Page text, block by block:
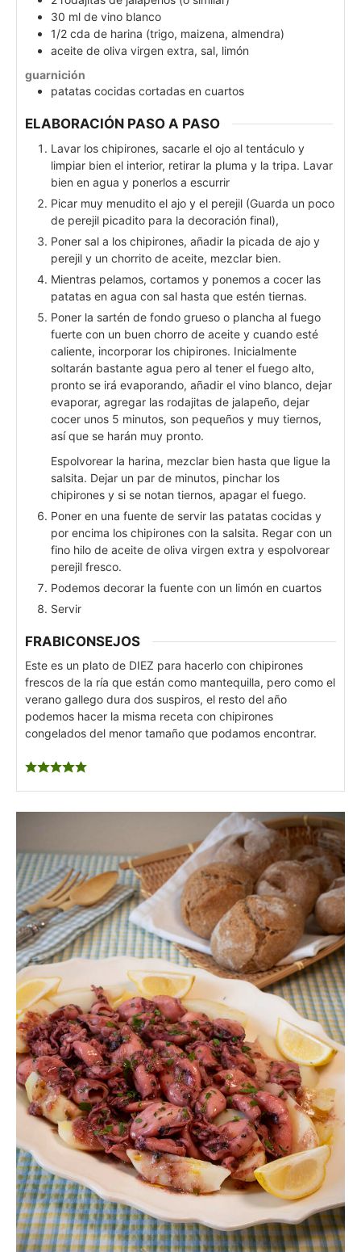
30 ml de vino blanco
1/2 cda de harina (trigo, maizena, almendra)
aceite de oliva virgen extra, sal, limón
guarnición
patatas cocidas cortadas en cuartos
ELABORACIÓN PASO A PASO
Lavar los chipirones, sacarle el ojo al tentáculo y
limpiar bien el interior, retirar la pluma y la tripa. Lavar
bien en agua y ponerlos a escurrir
Picar muy menudito el ajo y el perejil (Guarda un poco
de perejil picadito para la decoración final),
Poner sal a los chipirones, añadir la picada de ajo y
perejil y un chorrito de aceite, mezclar bien.
Mientras pelamos, cortamos y ponemos a cocer las
patatas en agua con sal hasta que estén tiernas.
Poner la sartén de fondo grueso o plancha al fuego
fuerte con un buen chorro de aceite y cuando esté
caliente, incorporar los chipirones. Inicialmente
soltarán bastante agua pero al tener el fuego alto,
pronto se irá evaporando, añadir el vino blanco, dejar
evaporar, agregar las rodajitas de jalapeño, dejar
cocer unos 5 minutos, son pequeños y muy tiernos,
así que se harán muy pronto.
Espolvorear la harina, mezclar bien hasta que ligue la
salsita. Dejar un par de minutos, pinchar los
chipirones y si se notan tiernos, apagar el fuego.
Poner en una fuente de servir las patatas cocidas y
por encima los chipirones con la salsita. Regar con un
fino hilo de aceite de oliva virgen extra y espolvorear
perejil fresco.
Podemos decorar la fuente con un limón en cuartos
Servir
FRABICONSEJOS
Este es un plato de DIEZ para hacerlo con chipirones
frescos de la ría que están como mantequilla, pero como el
verano gallego dura dos suspiros, el resto del año
podemos hacer la misma receta con chipirones
congelados del menor tamaño que podamos encontrar.